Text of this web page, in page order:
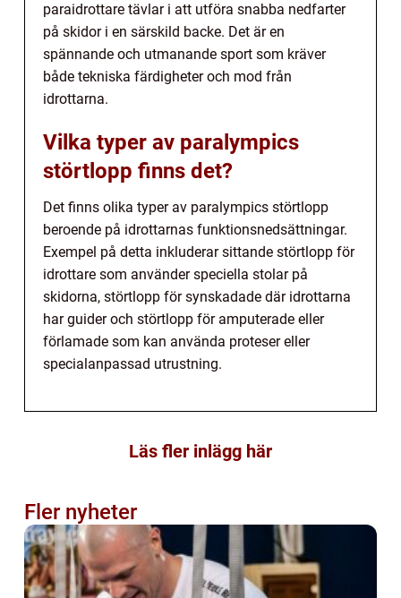
paraidrottare tävlar i att utföra snabba nedfarter
på skidor i en särskild backe. Det är en
spännande och utmanande sport som kräver
både tekniska färdigheter och mod från
idrottarna.
Vilka typer av paralympics
störtlopp finns det?
Det finns olika typer av paralympics störtlopp
beroende på idrottarnas funktionsnedsättningar.
Exempel på detta inkluderar sittande störtlopp för
idrottare som använder speciella stolar på
skidorna, störtlopp för synskadade där idrottarna
har guider och störtlopp för amputerade eller
förlamade som kan använda proteser eller
specialanpassad utrustning.
Läs fler inlägg här
Fler nyheter